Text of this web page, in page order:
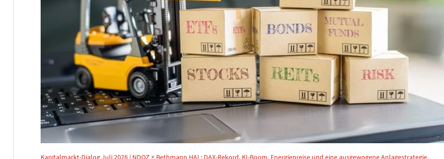
Kapitalmarkt-Dialog Juli 2026 | NDOZ × Bethmann HAL: DAX-Rekord, KI-Boom, Energiepreise und eine ausgewogene Anlagestrategie.